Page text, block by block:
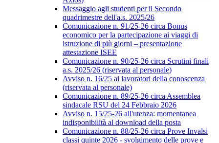
Messaggio agli studenti per il Secondo
quadrimestre dell'a.s. 2025/26
Comunicazione n. 91/25-26 circa Bonus
economico per la partecipazione ai viaggi di
istruzione di più giorni – presentazione
attestazione ISEE
Comunicazione n. 90/25-26 circa Scrutini finali
a.s. 2025/26 (riservata al personale)
Avviso n. 16/25 ai lavoratori della conoscenza
(riservata al personale)
Comunicazione n. 89/25-26 circa Assemblea
sindacale RSU del 24 Febbraio 2026
Avviso n. 15/25-26 all'utenza: momentanea
indisponibilità al download della posta
Comunicazione n. 88/25-26 circa Prove Invalsi
classi quinte 2026 - svolgimento delle prove e